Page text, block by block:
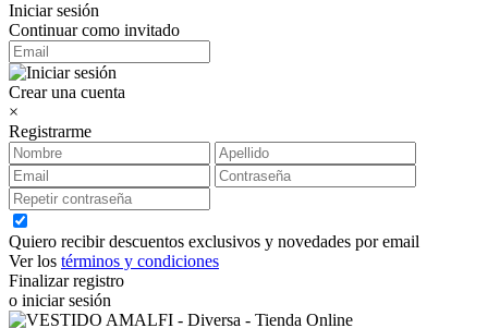
Iniciar sesión
Continuar como invitado
Crear una cuenta
×
Registrarme
Quiero recibir descuentos exclusivos y novedades por email
Ver los términos y condiciones
Finalizar registro
o iniciar sesión